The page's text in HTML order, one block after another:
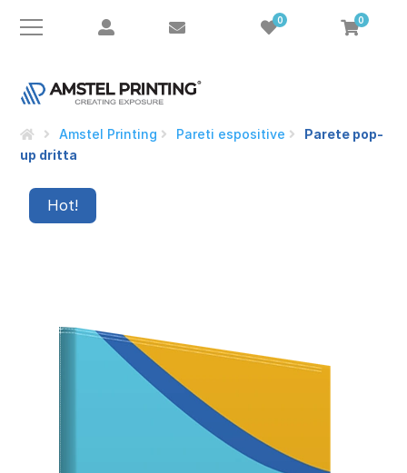
0 0
Amstel Printing Pareti espositive
Parete pop-
up dritta
Hot